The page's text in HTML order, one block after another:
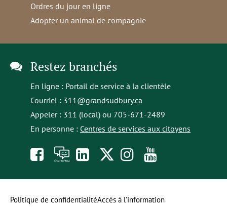
Ordres du jour en ligne
Adopter un animal de compagnie
Restez branchés
En ligne : Portail de service à la clientèle
Courriel : 311@grandsudbury.ca
Appeler : 311 (local) ou 705-671-2489
En personne : Centres de services aux citoyens
Like
us
on
À
toi
la
opens
in
a
Follow
us
on
Follow
us
on
to
our
Politique de confidentialitéAccès à l’information